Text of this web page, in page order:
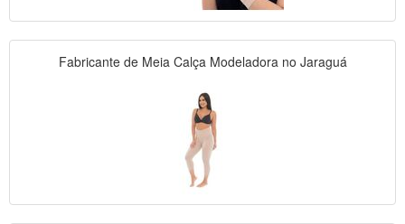
Fabricante de Meia Calça Modeladora no Jaraguá